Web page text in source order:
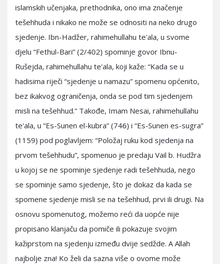
islamskih učenjaka, prethodnika, ono ima značenje
tešehhuda i nikako ne može se odnositi na neko drugo
sjedenje. Ibn-Hadžer, rahimehullahu te'ala, u svome
djelu “Fethul-Bari” (2/402) spominje govor Ibnu-
Rušejda, rahimehullahu te'ala, koji kaže: “Kada se u
hadisima riječi “sjedenje u namazu” spomenu općenito,
bez ikakvog ograničenja, onda se pod tim sjedenjem
misli na tešehhud.” Takođe, Imam Nesai, rahimehullahu
te'ala, u “Es-Sunen el-kubra” (746) i “Es-Sunen es-sugra”
(1159) pod poglavljem: “Položaj ruku kod sjedenja na
prvom tešehhudu”, spomenuo je predaju Vail b. Hudžra
u kojoj se ne spominje sjedenje radi tešehhuda, nego
se spominje samo sjedenje, što je dokaz da kada se
spomene sjedenje misli se na tešehhud, prvi ili drugi. Na
osnovu spomenutog, možemo reći da uopće nije
propisano klanjaču da pomiče ili pokazuje svojim
kažiprstom na sjedenju između dvije sedžde. A Allah
najbolje zna! Ko želi da sazna više o ovome može